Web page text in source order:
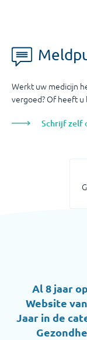
Werkt uw medicijn
vergoed? Of heeft u
Schrijf zelf
Al 8 jaar
Website
Jaar in de